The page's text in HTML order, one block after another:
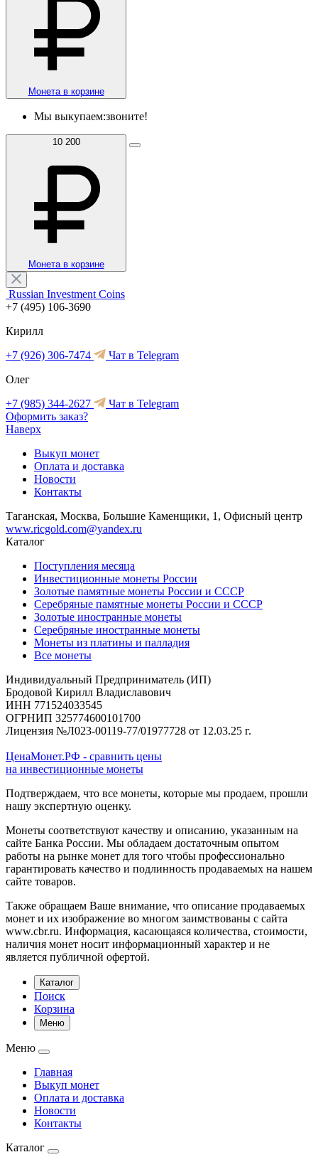
Монета в корзине
Мы выкупаем:звоните!
10 200
Монета в корзине
Russian Investment Coins
+7 (495) 106-3690
Кирилл
+7 (926) 306-7474
Чат в Telegram
Олег
+7 (985) 344-2627
Чат в Telegram
Оформить заказ?
Наверх
Выкуп монет
Оплата и доставка
Новости
Контакты
Таганская, Москва, Большие Каменщики, 1, Офисный центр
www.ricgold.com@yandex.ru
Каталог
Поступления месяца
Инвестиционные монеты России
Золотые памятные монеты России и СССР
Серебряные памятные монеты России и СССР
Золотые иностранные монеты
Серебряные иностранные монеты
Монеты из платины и палладия
Все монеты
Индивидуальный Предприниматель (ИП)
Бродовой Кирилл Владиславович
ИНН 771524033545
ОГРНИП 325774600101700
Лицензия №Л023-00119-77/01977728 от 12.03.25 г.
ЦенаМонет.РФ - сравнить цены
на инвестиционные монеты
Подтверждаем, что все монеты, которые мы продаем, прошли
нашу экспертную оценку.
Монеты соответствуют качеству и описанию, указанным на
сайте Банка России. Мы обладаем достаточным опытом
работы на рынке монет для того чтобы профессионально
гарантировать качество и подлинность продаваемых на нашем
сайте товаров.
Также обращаем Ваше внимание, что описание продаваемых
монет и их изображение во многом заимствованы с сайта
www.cbr.ru. Информация, касающаяся количества, стоимости,
наличия монет носит информационный характер и не
является публичной офертой.
Каталог
Поиск
Корзина
Меню
Меню
Главная
Выкуп монет
Оплата и доставка
Новости
Контакты
Каталог